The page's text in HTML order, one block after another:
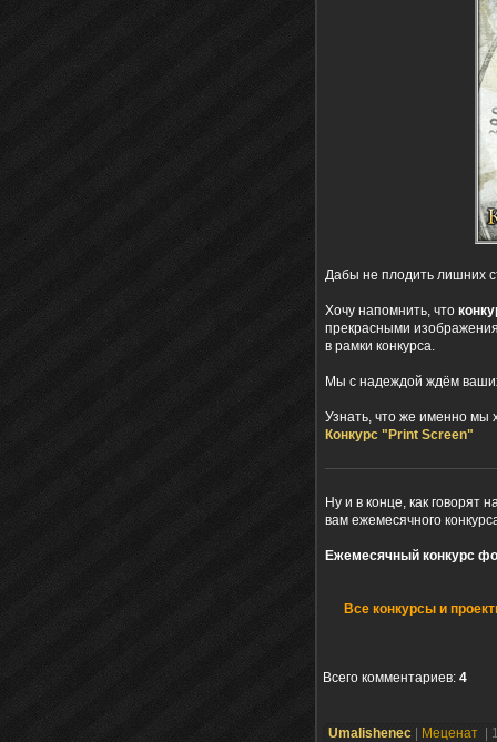
Дабы не плодить лишних
Хочу напомнить, что
прекрасными
в рамки конкурса.
Мы с надеждой ждём
Узнать, что же именно мы
Конкурс "Print Screen"
Ну и в конце, как
вам ежемесячного
Ежемесячный конкурс
Все конкурсы и
Всего комментариев: 4
Umalishenec Меценат
|